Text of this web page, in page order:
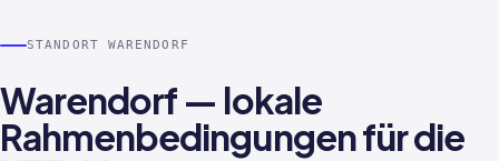
STANDORT WARENDORF
Warendorf — lokale
Rahmenbedingungen für die